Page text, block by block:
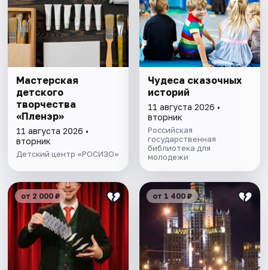
Мастерская
детского
творчества
«Пленэр»
11 августа 2026 •
вторник
Детский центр «РОСИЗО»
Чудеса сказочных
историй
11 августа 2026 •
вторник
Российская
государственная
библиотека для
молодежи
от 2 000 ₽ от 1 400 ₽